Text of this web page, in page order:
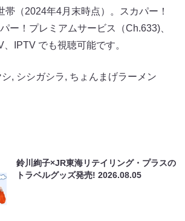
帯（2024年4月末時点）。スカパー！
ー！プレミアムサービス（Ch.633)、
IPTV でも視聴可能です。
, シシガシラ, ちょんまげラーメン
鈴川絢子×JR東海リテイリング・プラスの
トラベルグッズ発売!2026.08.05